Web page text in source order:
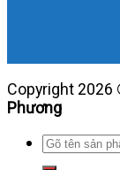
Copyright 2026
Phương
Tìm
kiếm: